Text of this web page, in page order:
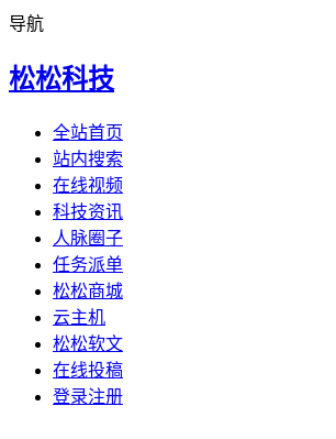
导航
松松科技
全站首页
站内搜索
在线视频
科技资讯
人脉圈子
任务派单
松松商城
云主机
松松软文
在线投稿
登录注册